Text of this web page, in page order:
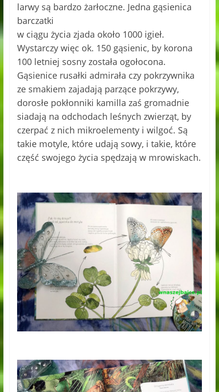
larwy są bardzo żarłoczne. Jedna gąsienica
barczatki
w ciągu życia zjada około 1000 igieł.
Wystarczy więc ok. 150 gąsienic, by korona
100 letniej sosny została ogołocona.
Gąsienice rusałki admirała czy pokrzywnika
ze smakiem zajadają parzące pokrzywy,
dorosłe pokłonniki kamilla zaś gromadnie
siadają na odchodach leśnych zwierząt, by
czerpać z nich mikroelementy i wilgoć. Są
takie motyle, które udają sowy, i takie, które
część swojego życia spędzają w mrowiskach.